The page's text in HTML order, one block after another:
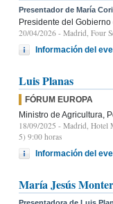
Presentador de María
Presidente del
20/04/2026 - Madrid, Four
Información del
Luis Planas
FÓRUM EUROPA
Ministro de Agricultura,
18/09/2025 - Madrid, Hotel
5) 9:00 horas
Información del
María Jesús